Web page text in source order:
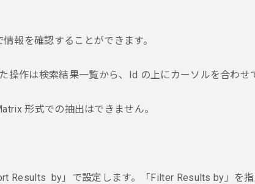
報を確認することができます。
操作は検索結果一覧から、Id の上にカーソルを合わせ
形式での抽出はできません。
Results by」で設定します。「Filter Results by」を指